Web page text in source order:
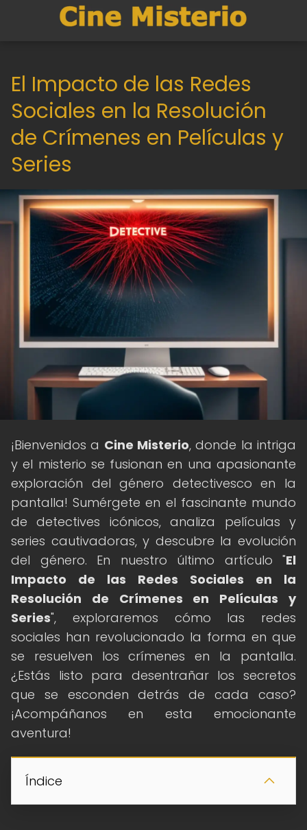
El Impacto de las Redes
Sociales en la Resolución
de Crímenes en Películas y
Series
¡Bienvenidos a Cine Misterio, donde la intriga
y el misterio se fusionan en una apasionante
exploración del género detectivesco en la
pantalla! Sumérgete en el fascinante mundo
de detectives icónicos, analiza películas y
series cautivadoras, y descubre la evolución
del género. En nuestro último artículo "El
Impacto de las Redes Sociales en la
Resolución de Crímenes en Películas y
Series", exploraremos cómo las redes
sociales han revolucionado la forma en que
se resuelven los crímenes en la pantalla.
¿Estás listo para desentrañar los secretos
que se esconden detrás de cada caso?
¡Acompáñanos en esta emocionante
aventura!
Índice